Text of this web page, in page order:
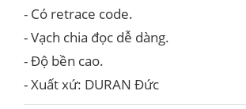
- Có retrace code.
- Vạch chia đọc dễ dàng.
- Độ bền cao.
- Xuất xứ: DURAN Đức